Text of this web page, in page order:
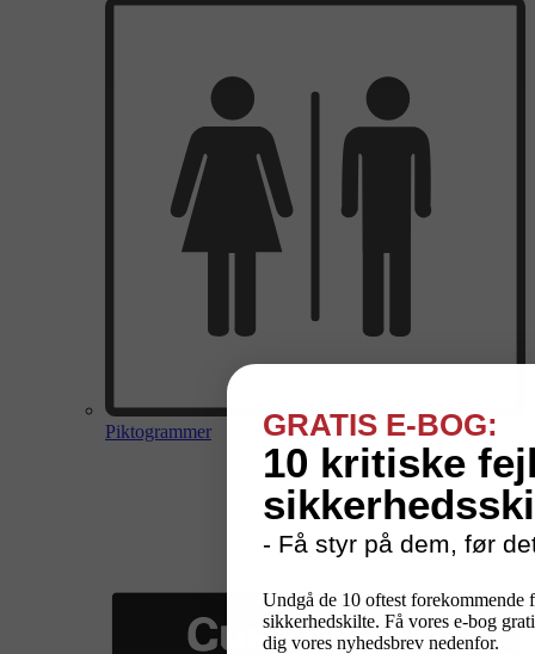
Piktogrammer GRATIS E-BOG:
10 kritiske
- Få styr på dem, før
Undgå de 10 oftest forekommende
sikkerhedskilte. Få vores e-bog
dig vores nyhedsbrev nedenfor.